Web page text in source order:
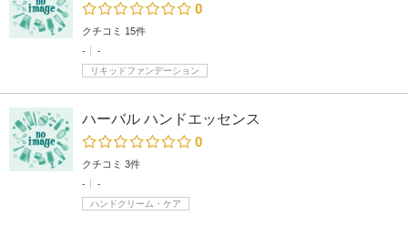
0
クチコミ 15件
-
-
リキッドファンデーション
ハーバル ハンドエッセンス
0
クチコミ 3件
-
-
ハンドクリーム・ケア